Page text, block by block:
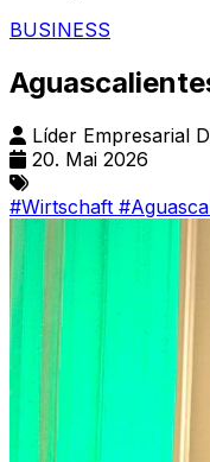
BUSINESS
Líder Empresarial
20. Mai 2026
#Wirtschaft